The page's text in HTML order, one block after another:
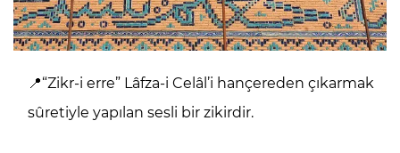
📍“Zikr-i erre” Lâfza-i Celâl’i hançereden çıkarmak
sûretiyle yapılan sesli bir zikirdir.